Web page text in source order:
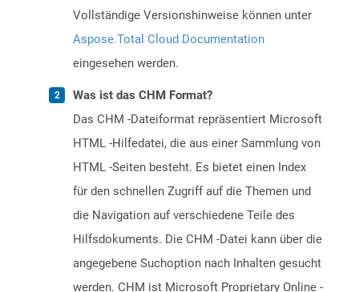
Vollständige Versionshinweise können unter
Aspose.Total Cloud Documentation
eingesehen werden.
Was ist das CHM Format?
Das CHM -Dateiformat repräsentiert Microsoft
HTML -Hilfedatei, die aus einer Sammlung von
HTML -Seiten besteht. Es bietet einen Index
für den schnellen Zugriff auf die Themen und
die Navigation auf verschiedene Teile des
Hilfsdokuments. Die CHM -Datei kann über die
angegebene Suchoption nach Inhalten gesucht
werden. CHM ist Microsoft Proprietary Online -